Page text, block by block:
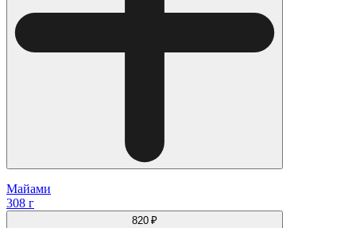
Майами
308 г
820 ₽